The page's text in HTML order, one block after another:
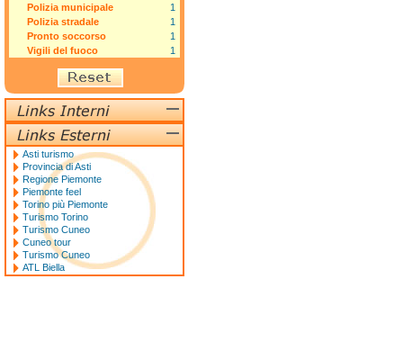
Polizia municipale
1
Polizia stradale
1
Pronto soccorso
1
Vigili del fuoco
1
Asti turismo
Provincia di Asti
Regione Piemonte
Piemonte feel
Torino più Piemonte
Turismo Torino
Turismo Cuneo
Cuneo tour
Turismo Cuneo
ATL Biella